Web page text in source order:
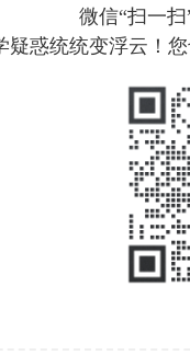
微信“扫一扫
疑惑统统变浮云！